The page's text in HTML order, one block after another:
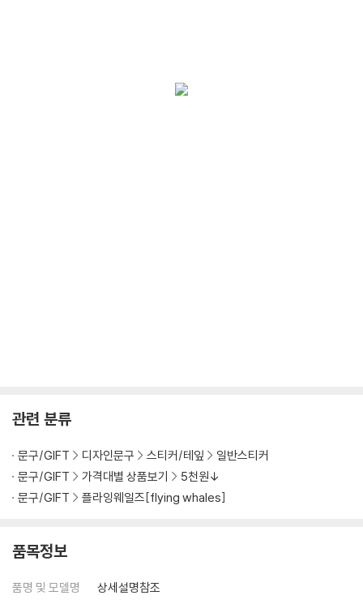
관련 분류
문구/GIFT 디자인문구 스티커/테잎
일반스티커
문구/GIFT
가격대별 상품보기
5천원↓
문구/GIFT
플라잉웨일즈[flying whales]
품목정보
품명 및 모델명 상세설명참조